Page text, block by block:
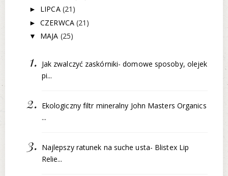
► LIPCA (21)
►CZERWCA (21)
▼ MAJA (25)
Jak zwalczyć zaskórniki- domowe sposoby, olejek
pi...
Ekologiczny filtr mineralny John Masters Organics
...
Najlepszy ratunek na suche usta- Blistex Lip
Relie...